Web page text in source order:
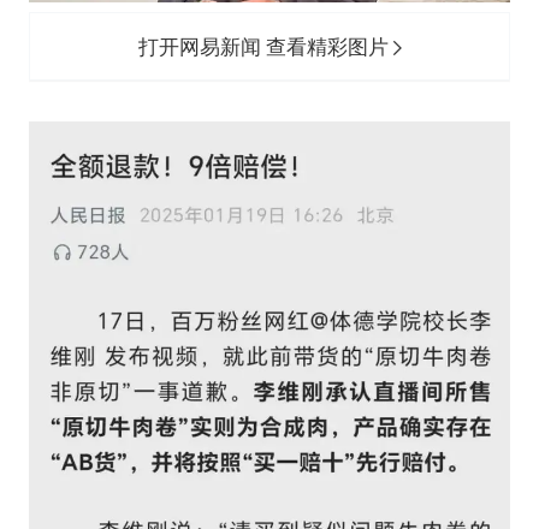
打开网易新闻 查看精彩图片